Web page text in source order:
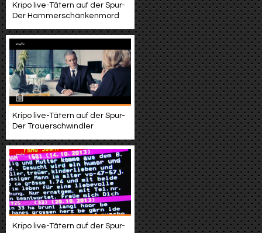
Kripo live-Tätern auf der Spur-
Der Hammerschänkenmord
Kripo live-Tätern auf der Spur-
Der Trauerschwindler
Kripo live-Tätern auf der Spur-